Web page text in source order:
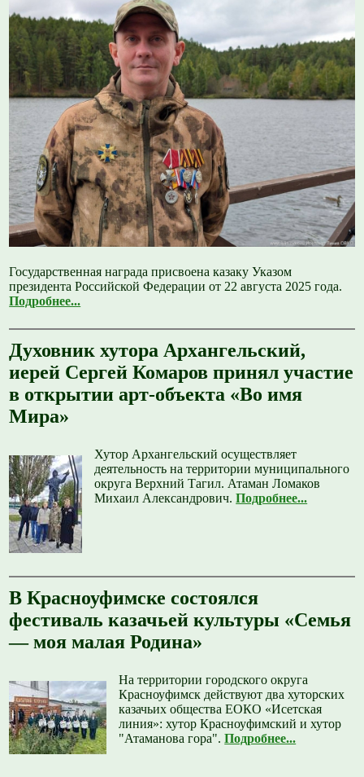
Государственная награда присвоена казаку Указом
президента Российской Федерации от 22 августа 2025 года.
Подробнее...
Духовник хутора Архангельский,
иерей Сергей Комаров принял участие
в открытии арт-объекта «Во имя
Мира»
Хутор Архангельский осуществляет
деятельность на территории муниципального
округа Верхний Тагил. Атаман Ломаков
Михаил Александрович.Подробнее...
В Красноуфимске состоялся
фестиваль казачьей культуры «Семья
— моя малая Родина»
На территории городского округа
Красноуфимск действуют два хуторских
казачьих общества ЕОКО «Исетская
линия»: хутор Красноуфимский и хутор
"Атаманова гора".Подробнее...